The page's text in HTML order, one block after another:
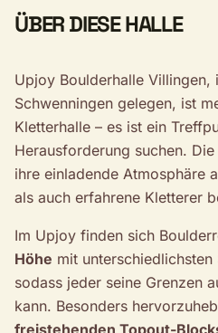
ÜBER DIESE HALLE
Upjoy Boulderhalle
Schwenningen gelegen, ist
Kletterhalle – es ist ein
Herausforderung suchen.
ihre einladende Atmosphäre
als auch erfahrene Kletterer
Im Upjoy finden sich
Höhe mit
sodass jeder seine Grenzen
kann. Besonders
freistehenden Topout-